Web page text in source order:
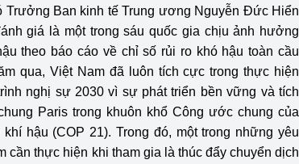
Trưởng Ban kinh tế Trung ương Nguyễn Đức Hiển
giá là một trong sáu quốc gia chịu ảnh hưởng
theo báo cáo về chỉ số rủi ro khó hậu toàn cầu
qua, Việt Nam đã luôn tích cực trong thực hiện
nghị sự 2030 vì sự phát triển bền vững và tích
Paris trong khuôn khổ Công ước chung của
hậu (COP 21). Trong đó, một trong những yêu
cần thực hiện khi tham gia là thúc đẩy chuyển dịch